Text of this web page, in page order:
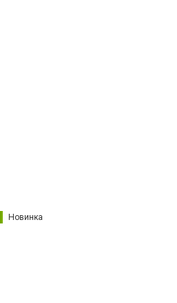
Новинка